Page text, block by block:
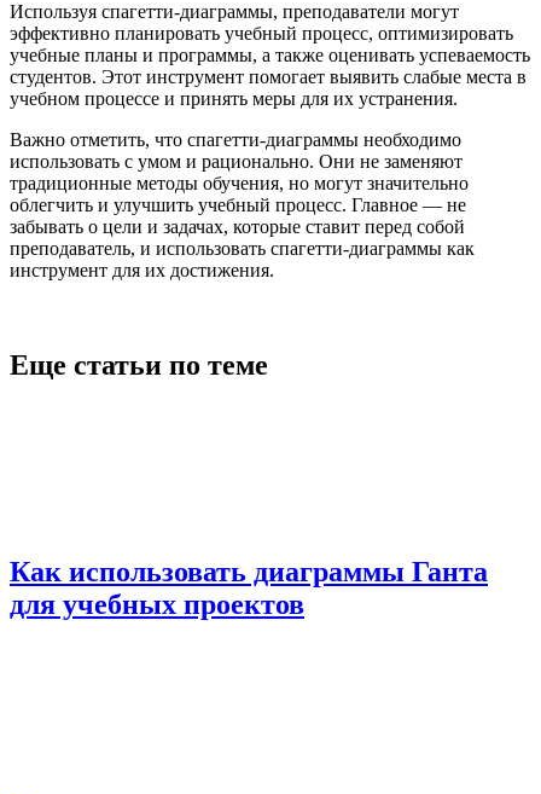
Используя спагетти-диаграммы, преподаватели могут
эффективно планировать учебный процесс, оптимизировать
учебные планы и программы, а также оценивать успеваемость
студентов. Этот инструмент помогает выявить слабые места в
учебном процессе и принять меры для их устранения.
Важно отметить, что спагетти-диаграммы необходимо
использовать с умом и рационально. Они не заменяют
традиционные методы обучения, но могут значительно
облегчить и улучшить учебный процесс. Главное — не
забывать о цели и задачах, которые ставит перед собой
преподаватель, и использовать спагетти-диаграммы как
инструмент для их достижения.
Еще статьи по теме
Как использовать диаграммы Ганта
для учебных проектов